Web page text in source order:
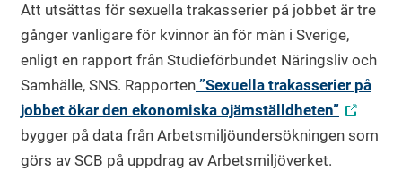
Att utsättas för sexuella trakasserier på jobbet är tre
gånger vanligare för kvinnor än för män i Sverige,
enligt en rapport från Studieförbundet Näringsliv och
Samhälle, SNS. Rapporten ”Sexuella trakasserier på
jobbet ökar den ekonomiska ojämställdheten”
bygger på data från Arbetsmiljöundersökningen som
görs av SCB på uppdrag av Arbetsmiljöverket.